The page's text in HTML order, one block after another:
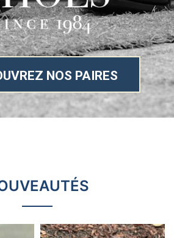
NOS PAIRES